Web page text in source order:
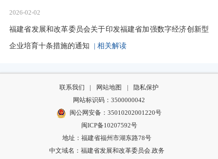
2026-02-02
福建省发展和改革委员会关于印发福建省加强数字经济创新型
企业培育十条措施的通知
| 相关解读
联系我们 | 网站地图 |
隐私保护
网站标识码：3500000042
闽公网安备：35010202001220号
闽ICP备10207592号
地址：福建省福州市湖东路78号
中文域名：福建省发展和改革委员会.政务